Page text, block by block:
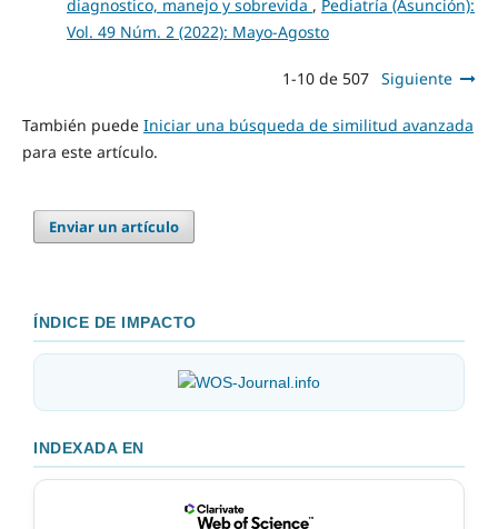
diagnostico, manejo y sobrevida , Pediatría (Asunción):
Vol. 49 Núm. 2 (2022): Mayo-Agosto
1-10 de 507 Siguiente
También puede Iniciar una búsqueda de similitud avanzada
para este artículo.
Enviar un artículo
ÍNDICE DE IMPACTO
INDEXADA EN